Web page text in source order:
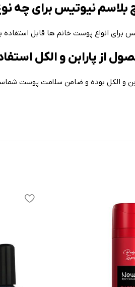
بلاسم نیوتیس برای
پوست خانم ها قابل استفاده بوده و تا 24 ساعت
از پارابن و الکل
و الکل بوده و ضامن سلامت پوست